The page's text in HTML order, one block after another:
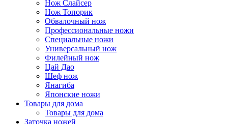
Нож Слайсер
Нож Топорик
Обвалочный нож
Профессиональные ножи
Специальные ножи
Универсальный нож
Филейный нож
Цай Дао
Шеф нож
Янагиба
Японские ножи
Товары для дома
Товары для дома
Заточка ножей